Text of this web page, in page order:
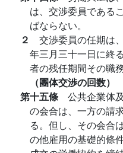
は、交渉委員である
ばならない。
２ 交渉委員の任期は
年三月三十一日に終
者の残任期間その職
（團体交渉の回数）
第十五條 公共企業体
の会合は、一方の請
る。但し、その会合
の他雇用の基礎的條